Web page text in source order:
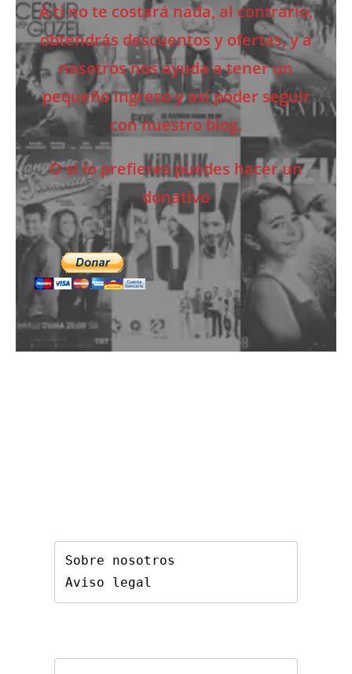
A ti no te costará nada, al contrario,
obtendrás descuentos y ofertas,y a
nosotros nos ayuda a tener un
pequeño ingreso y así poder seguir
con nuestro blog.
Osi lo prefieres puedes hacer un
donativo
Sobre nosotros
Aviso legal